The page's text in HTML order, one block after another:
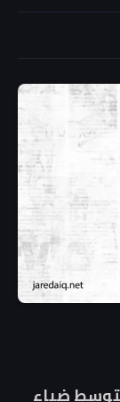
ضياء